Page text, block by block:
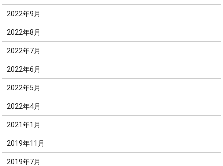
2022年9月
2022年8月
2022年7月
2022年6月
2022年5月
2022年4月
2021年1月
2019年11月
2019年7月